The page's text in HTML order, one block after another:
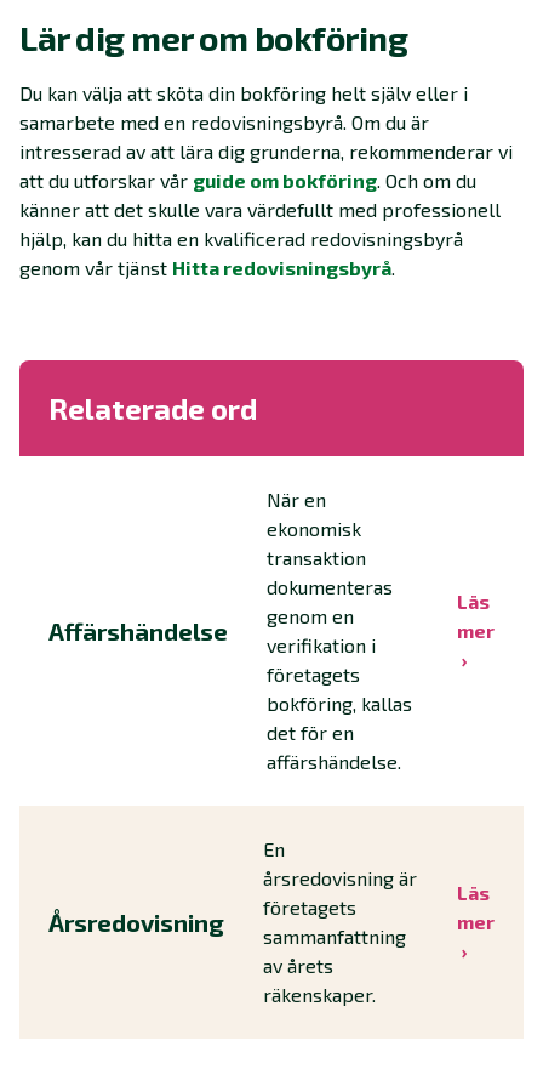
Lär dig mer om bokföring
Du kan välja att sköta din bokföring helt själv eller i
samarbete med en redovisningsbyrå. Om du är
intresserad av att lära dig grunderna, rekommenderar vi
att du utforskar vår guide om bokföring. Och om du
känner att det skulle vara värdefullt med professionell
hjälp, kan du hitta en kvalificerad redovisningsbyrå
genom vår tjänst Hitta redovisningsbyrå.
Relaterade ord
Affärshändelse
När en
ekonomisk
transaktion
dokumenteras
genom en
verifikation i
företagets
bokföring, kallas
det för en
affärshändelse.
Läs
mer
Årsredovisning
En
årsredovisning är
företagets
sammanfattning
av årets
räkenskaper.
Läs
mer